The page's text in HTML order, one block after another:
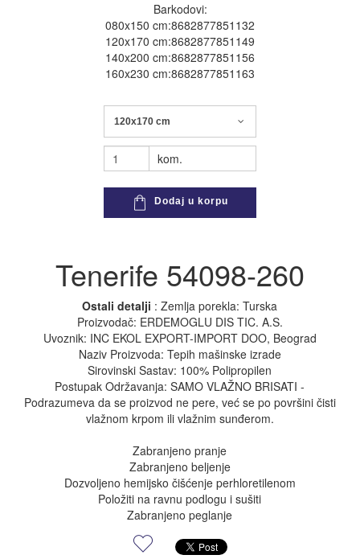
Barkodovi:
080x150 cm:8682877851132
120x170 cm:8682877851149
140x200 cm:8682877851156
160x230 cm:8682877851163
120x170 cm
kom.
Dodaj u korpu
Tenerife 54098-260
Ostali detalji : Zemlja porekla: Turska
Proizvodač: ERDEMOGLU DIS TIC. A.S.
Uvoznik: INC EKOL EXPORT-IMPORT DOO, Beograd
Naziv Proizvoda: Tepih mašinske izrade
Sirovinski Sastav: 100% Polipropilen
Postupak Održavanja: SAMO VLAŽNO BRISATI -
Podrazumeva da se proizvod ne pere, već se po površini čisti
vlažnom krpom ili vlažnim sunđerom.
Zabranjeno pranje
Zabranjeno beljenje
Dozvoljeno hemijsko čišćenje perhloretilenom
Položiti na ravnu podlogu i sušiti
Zabranjeno peglanje